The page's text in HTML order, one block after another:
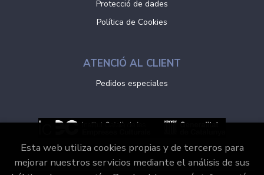
Protecció de dades
Política de Cookies
ATENCIÓ AL CLIENT
Pedidos especiales
Esta web utiliza cookies propias y de terceros para
mejorar nuestros servicios mediante el análisis de sus